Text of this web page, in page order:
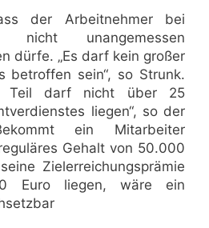
der Arbeitnehmer bei
nicht unangemessen
dürfe. „Es darf kein großer
betroffen sein“, so Strunk.
Teil darf nicht über 25
liegen“, so der
ein Mitarbeiter
Gehalt von 50.000
Zielerreichungsprämie
Euro liegen, wäre ein